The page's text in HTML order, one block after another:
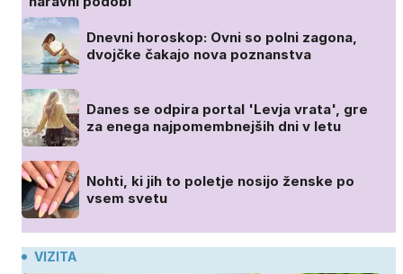
Dnevni horoskop: Ovni so polni zagona,
dvojčke čakajo nova poznanstva
Danes se odpira portal 'Levja vrata', gre
za enega najpomembnejših dni v letu
Nohti, ki jih to poletje nosijo ženske po
vsem svetu
VIZITA